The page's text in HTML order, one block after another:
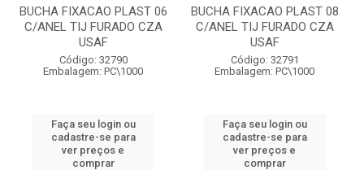
BUCHA FIXACAO PLAST 06
C/ANEL TIJ FURADO CZA
USAF
Código: 32790
Embalagem: PC\1000
Faça seu login ou
cadastre-se para
ver preços e
comprar
BUCHA FIXACAO PLAST 08
C/ANEL TIJ FURADO CZA
USAF
Código: 32791
Embalagem: PC\1000
Faça seu login ou
cadastre-se para
ver preços e
comprar